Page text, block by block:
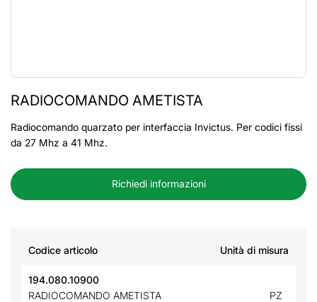
RADIOCOMANDO AMETISTA
Radiocomando quarzato per interfaccia Invictus. Per codici fissi
da 27 Mhz a 41 Mhz.
Richiedi informazioni
Codice articolo Unità di misura
194.080.10900
RADIOCOMANDO AMETISTA
PZ